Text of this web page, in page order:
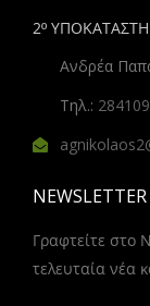
2º
Ανδρέα
Τηλ.:
NEWSLETTER
Γραφτείτε στο
τελευταία νέα